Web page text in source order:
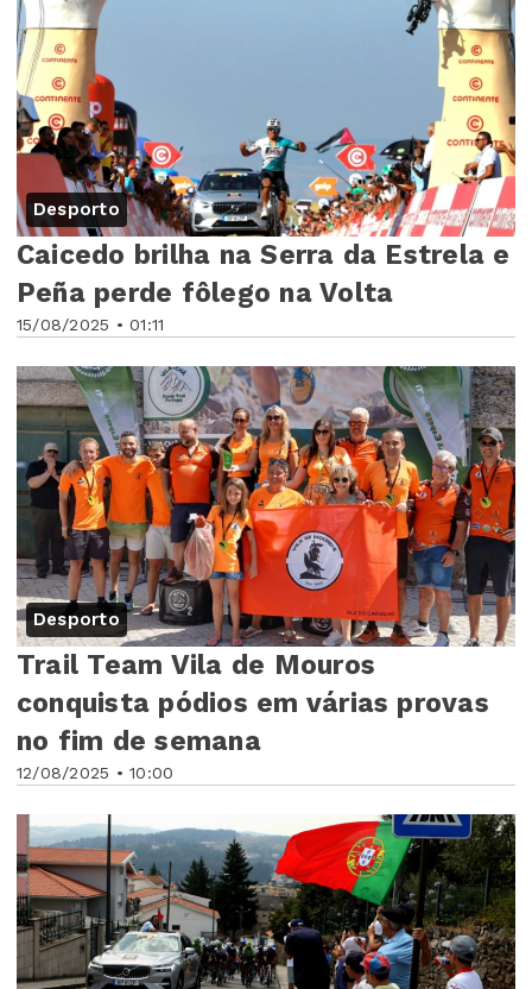
Desporto
15/08/2025 • 01:11
Caicedo brilha na Serra da Estrela e
Peña perde fôlego na Volta
Desporto
12/08/2025 • 10:00
Trail Team Vila de Mouros
conquista pódios em várias provas
no fim de semana